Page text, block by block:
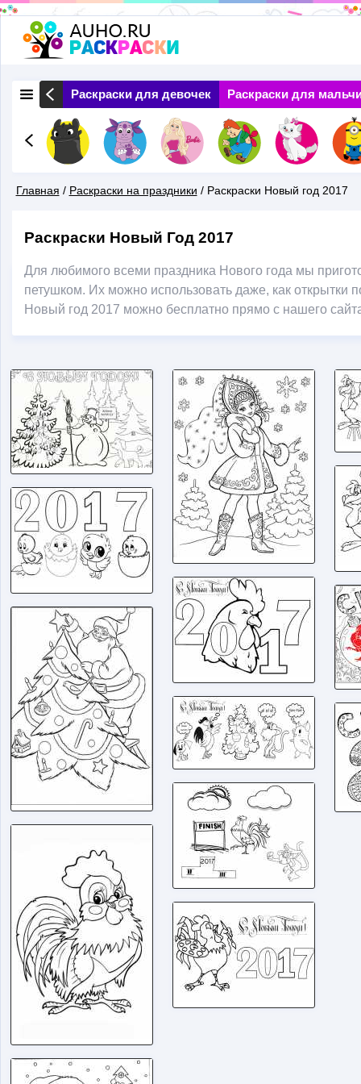
Перейти
к
основному
содержанию
Природа Раскраски для девочек Раскраски для
Здесь
Главная / Раскраски на праздники / Раскраски Новый год 2017
Раскраски Новый Год 2017
Для любимого всеми праздника Нового года мы
петушком. Их можно использовать даже, как открытки
Новый год 2017 можно бесплатно прямо с нашего